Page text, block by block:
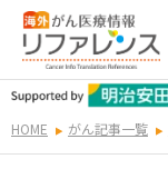
HOME がん記事一覧